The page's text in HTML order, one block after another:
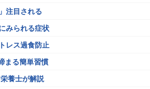
注目される
みられる症状
レス過食防止
まる簡単習慣
養士が解説